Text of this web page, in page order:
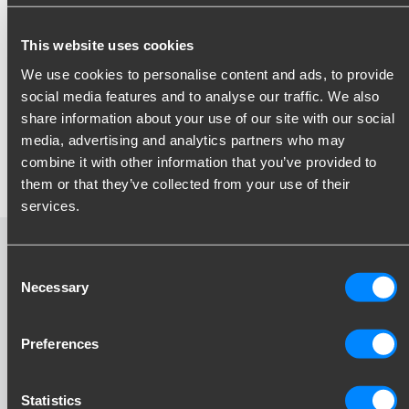
This website uses cookies
We use cookies to personalise content and ads, to provide
social media features and to analyse our traffic. We also
share information about your use of our site with our social
media, advertising and analytics partners who may
combine it with other information that you’ve provided to
them or that they’ve collected from your use of their
services.
Selection
Necessary
Preferences
Statistics
Synlige instruktioner for korrekt brug
Sikkerhed
Tyverisikret med lås
Hørbar og synlig montering
Maksimal lodret kuglevægt
Sikkerheds stribe tillader kun brug af cykelholder
løsning video